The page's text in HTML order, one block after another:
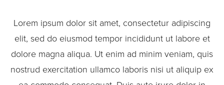
Lorem ipsum dolor sit amet, consectetur adipiscing
elit, sed do eiusmod tempor incididunt ut labore et
dolore magna aliqua. Ut enim ad minim veniam, quis
nostrud exercitation ullamco laboris nisi ut aliquip ex